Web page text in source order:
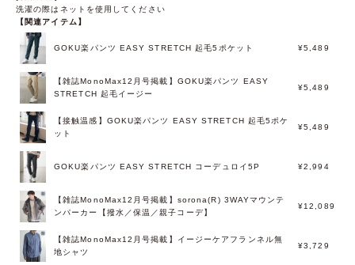
洗濯の際はネットを使用してください
【関連アイテム】
GOKU楽パンツ EASY STRETCH 起毛5ポケット ¥5,489
【雑誌MonoMax12月号掲載】GOKU楽パンツ EASY
STRETCH 起毛イージー
¥5,489
【接触温感】GOKU楽パンツ EASY STRETCH 起毛5ポケ
ット
¥5,489
GOKU楽パンツ EASY STRETCH コーデュロイ5P ¥2,994
【雑誌MonoMax12月号掲載】sorona(R) 3WAYマウンテ
ンパーカー【撥水／保温／親子コーデ】
¥12,089
【雑誌MonoMax12月号掲載】イージーケアフランネル無
地シャツ
¥3,729